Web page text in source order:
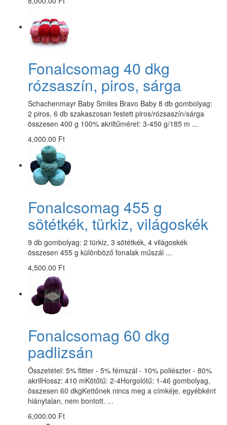
Fonalcsomag 40 dkg
rózsaszín, piros, sárga
Schachenmayr Baby Smiles Bravo Baby 8 db gombolyag:
2 piros, 6 db szakaszosan festett piros/rózsaszín/sárga
összesen 400 g 100% akriltűméret: 3-450 g/185 m ...
4,000.00 Ft
Fonalcsomag 455 g
sötétkék, türkiz, világoskék
9 db gombolyag: 2 türkiz, 3 sötétkék, 4 világoskék
összesen 455 g különböző fonalak műszál ...
4,500.00 Ft
Fonalcsomag 60 dkg
padlizsán
Összetétel: 5% flitter - 5% fémszál - 10% poliészter - 80%
akrilHossz: 410 mKötőtű: 2-4Horgolótű: 1-46 gombolyag,
összesen 60 dkgKettőnek nincs meg a címkéje, egyébként
hiánytalan, nem bontott. ...
6,000.00 Ft